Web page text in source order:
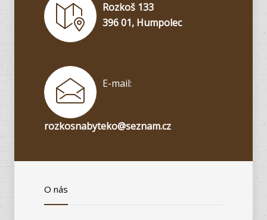
Rozkoš 133
396 01, Humpolec
E-mail:
rozkosnabyteko@seznam.cz
O nás